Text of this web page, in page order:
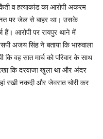
व हत्याकांड का आरोपी अकरम
पर जेल से बाहर था। उसके
आरोपी पर रायपुर थाने में
अजय सिंह ने बताया कि भारुवाला
वह सात मार्च को परिवार के साथ
कि दरवाजा खुला था और अंदर
रखी नकदी और जेवरात चोरी कर